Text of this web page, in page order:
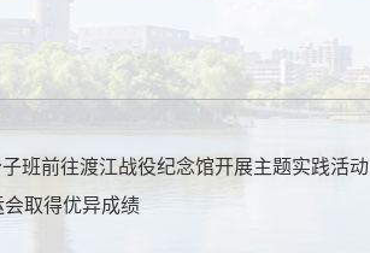
班前往渡江战役纪念馆开展主题实践活动
取得优异成绩